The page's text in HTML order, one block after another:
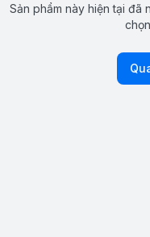
Sản phẩm này hiện tại đã